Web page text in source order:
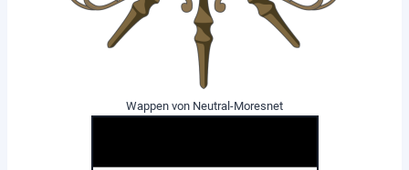
Wappen von Neutral-Moresnet